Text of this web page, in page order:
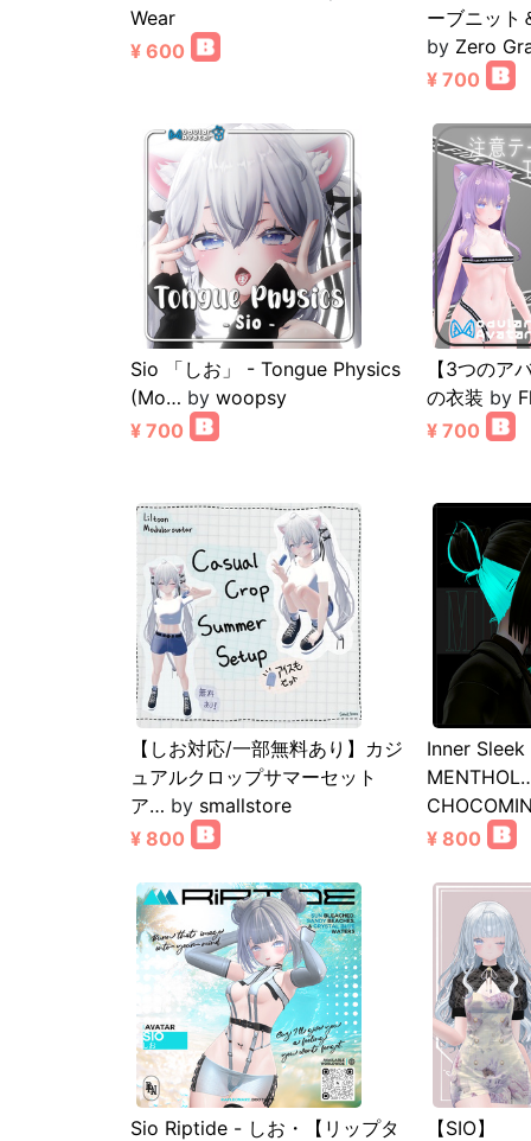
Wear
¥ 600
ーブニット
by Zero
¥ 700
Sio 「しお」 - Tongue Physics
(Mo… by woopsy
¥ 700
【3つのア
の衣装 by
¥ 700
【しお対応/一部無料あり】カジ
ュアルクロップサマーセット
ア… by smallstore
¥ 800
Inner
¥ 800
Sio Riptide - しお・【リップタ
【SIO】